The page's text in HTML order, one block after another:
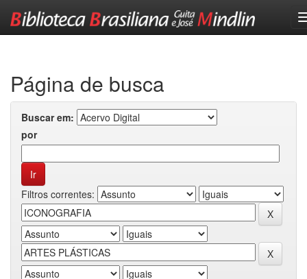
Página de busca
Buscar em:
por
Filtros correntes: